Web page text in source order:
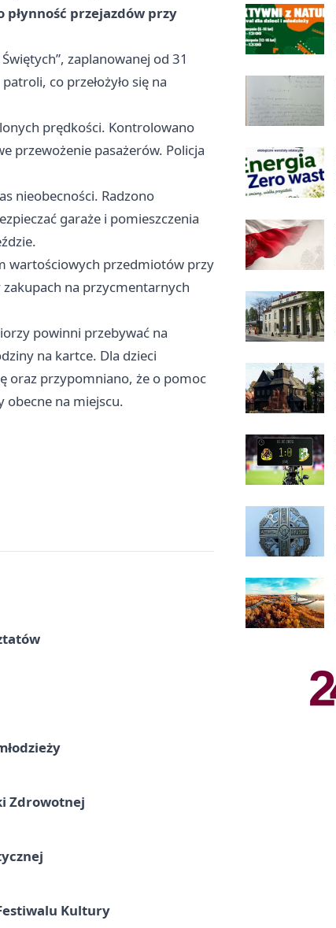
przejazdów przy
zaplanowanej od 31
co przełożyło się na
prędkości. Kontrolowano
przewożenie pasażerów. Policja
nieobecności. Radzono
garaże i pomieszczenia
wartościowych przedmiotów przy
na przycmentarnych
powinni przebywać na
na kartce. Dla dzieci
oraz przypomniano, że o pomoc
obecne na miejscu.
Zdrowotnej
Kultury